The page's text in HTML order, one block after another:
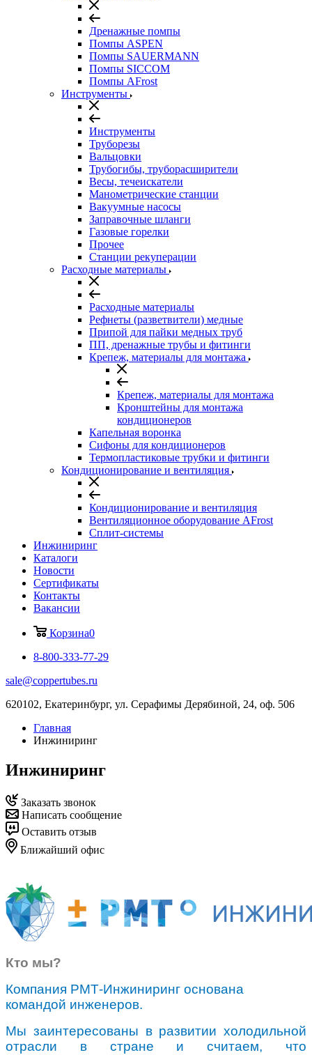
Дренажные помпы
Помпы ASPEN
Помпы SAUERMANN
Помпы SICCOM
Помпы AFrost
Инструменты
Инструменты
Труборезы
Вальцовки
Трубогибы, труборасширители
Весы, течеискатели
Манометрические станции
Вакуумные насосы
Заправочные шланги
Газовые горелки
Прочее
Станции рекуперации
Расходные материалы
Расходные материалы
Рефнеты (разветвители) медные
Припой для пайки медных труб
ПП, дренажные трубы и фитинги
Крепеж, материалы для монтажа
Крепеж, материалы для монтажа
Кронштейны для монтажа
кондиционеров
Капельная воронка
Сифоны для кондиционеров
Термопластиковые трубки и фитинги
Кондиционирование и вентиляция
Кондиционирование и вентиляция
Вентиляционное оборудование AFrost
Сплит-системы
Инжиниринг
Каталоги
Новости
Сертификаты
Контакты
Вакансии
Корзина0
8-800-333-77-29
sale@coppertubes.ru
620102, Екатеринбург, ул. Серафимы Дерябиной, 24, оф. 506
Главная
Инжиниринг
Инжиниринг
Заказать звонок
Написать сообщение
Оставить отзыв
Ближайший офис
Кто мы?
Компания РМТ-Инжиниринг основана
командой инженеров.
Мы заинтересованы в развитии холодильной
отрасли в стране и считаем, что